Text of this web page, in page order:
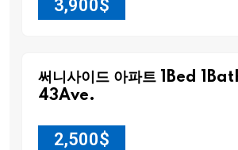
3,900$
써니사이드 아파트 1Bed
43Ave.
2,500$